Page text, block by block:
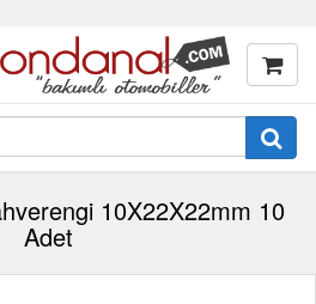
10X22X22mm 10
Adet